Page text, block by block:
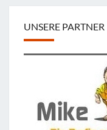
UNSERE PARTNER